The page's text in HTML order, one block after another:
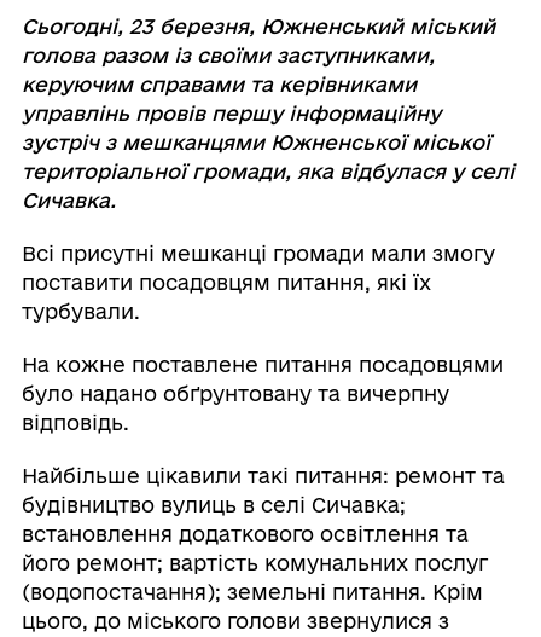
Сьогодні, 23 березня, Южненський міський
голова разом із своїми заступниками,
керуючим справами та керівниками
управлінь провів першу інформаційну
зустріч з мешканцями Южненської міської
територіальної громади, яка відбулася у селі
Сичавка.
Всі присутні мешканці громади мали змогу
поставити посадовцям питання, які їх
турбували.
На кожне поставлене питання посадовцями
було надано обґрунтовану та вичерпну
відповідь.
Найбільше цікавили такі питання: ремонт та
будівництво вулиць в селі Сичавка;
встановлення додаткового освітлення та
його ремонт; вартість комунальних послуг
(водопостачання); земельні питання. Крім
цього, до міського голови звернулися з